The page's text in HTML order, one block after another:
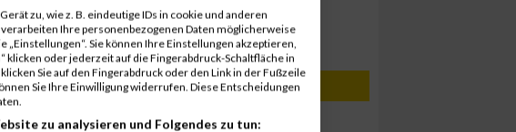
11. Juni 2026
B2Run Kaiserslautern
Ergebnisse
3. September 2026
zu, wie z. B. eindeutige IDs in cookie und anderen
Ihre personenbezogenen Daten möglicherweise
Sie können Ihre Einstellungen akzeptieren,
klicken oder jederzeit auf die Fingerabdruck-Schaltfläche in
Sie auf den Fingerabdruck oder den Link in der Fußzeile
Sie Ihre Einwilligung widerrufen. Diese Entscheidungen
zu analysieren und Folgendes zu tun: